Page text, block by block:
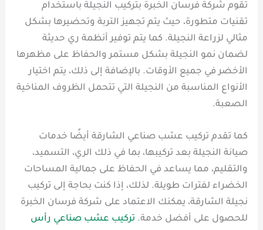
تقوم شركة فرسان الخبرة بتركيب النجيلة باستخدام
تقنيات متطورة، حيث يتم تجهيز التربة وتحضيرها بشكل
مثالي لزراعة النجيلة. كما يتم توفير أنظمة ري حديثة
لضمان نمو النجيلة بشكل مستمر والحفاظ على مظهرها
الأخضر في جميع الأوقات. بالإضافة إلى ذلك، يتم اختيار
الأنواع المناسبة من النجيلة التي تتحمل الظروف المناخية
الصعبة.
كما تقدم تركيب عشب صناعي الشارقة أيضًا خدمات
صيانة النجيلة بعد تركيبها، بما في ذلك الري، التسميد،
والتقليم، مما يساعد في الحفاظ على جمالية المساحات
الخضراء لفترات طويلة. لذلك، إذا كنت بحاجة إلى تركيب
نجيلة الشارقة، يمكنك الاعتماد على شركة فرسان الخبرة
للحصول على أفضل خدمة. تركيب عشب صناعي رأس